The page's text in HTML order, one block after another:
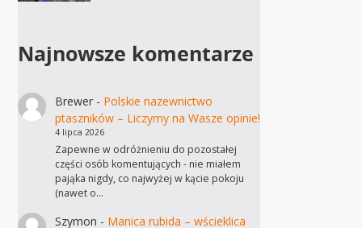
Najnowsze komentarze
Brewer- Polskie nazewnictwo
ptaszników – Liczymy na Wasze opinie!
4 lipca 2026
Zapewne w odróżnieniu do pozostałej
części osób komentujących - nie miałem
pająka nigdy, co najwyżej w kącie pokoju
(nawet o…
Szymon - Manica rubida – wścieklica